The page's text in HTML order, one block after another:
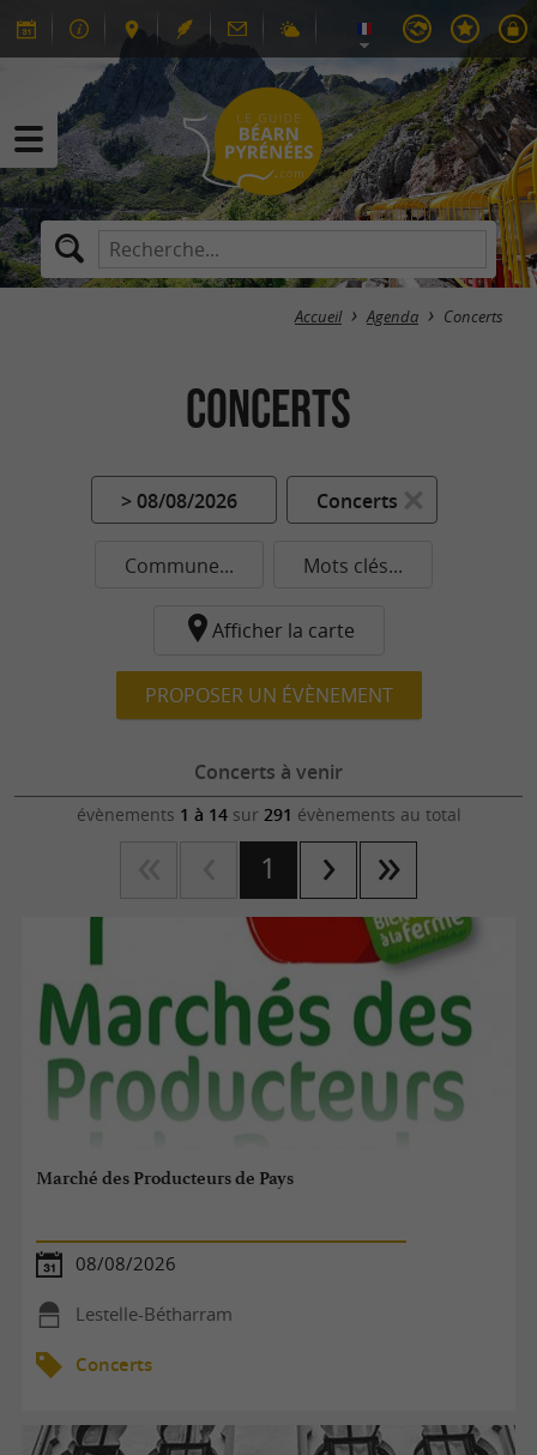
Accueil Agenda Concerts
Concerts
> 08/08/2026 Concerts
Commune... Mots clés...
Afficher la carte
PROPOSER UN ÉVÈNEMENT
Concerts à venir
évènements 1 à 14sur 291 évènements au total
1
Marché des Producteurs de Pays
08/08/2026
Lestelle-Bétharram
Concerts